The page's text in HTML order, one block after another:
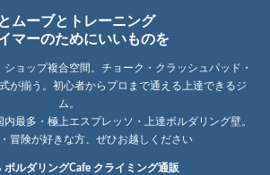
ムーブとトレーニング
マーのためにいいものを
ョップ複合空間。チョーク・クラッシュパッド・
が揃う。初心者からプロまで通える上達できるジ
ム。
最多・極上エスプレッソ・上達ボルダリング壁。
冒険が好きな方、ぜひお越しください
ボルダリングCafe クライミング通販